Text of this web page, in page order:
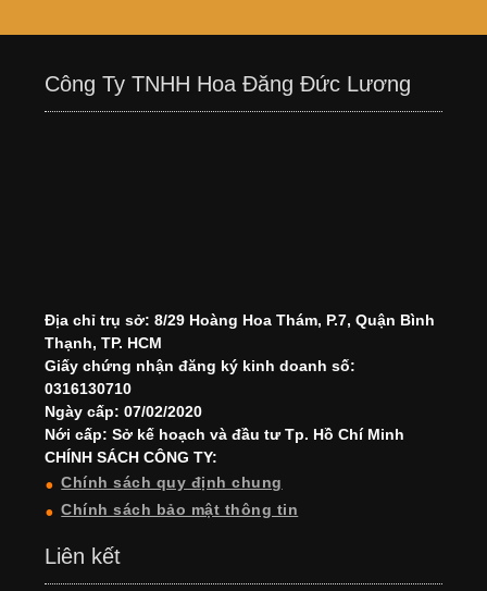
Công Ty TNHH Hoa Đăng Đức Lương
Địa chỉ trụ sở: 8/29 Hoàng Hoa Thám, P.7, Quận Bình
Thạnh, TP. HCM
Giấy chứng nhận đăng ký kinh doanh số:
0316130710
Ngày cấp: 07/02/2020
Nới cấp: Sở kế hoạch và đầu tư Tp. Hồ Chí Minh
CHÍNH SÁCH CÔNG TY:
Chính sách quy định chung
Chính sách bảo mật thông tin
Liên kết